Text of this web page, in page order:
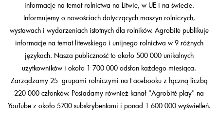
informacje na temat rolnictwa na Litwie, w UE i na świecie.
Informujemy o nowościach dotyczących maszyn rolniczych,
wystawach i wydarzeniach istotnych dla rolników. Agrobitė publikuje
informacje na temat litewskiego i unijnego rolnictwa w 9 różnych
językach. Nasza publiczność to około 500 000 unikalnych
użytkowników i około 1 700 000 odsłon każdego miesiąca.
Zarządzamy 25 grupami rolniczymi na Facebooku z łączną liczbą
220 000 członków. Posiadamy również kanał "Agrobitė play" na
YouTube z około 5700 subskrybentami i ponad 1 600 000 wyświetleń.